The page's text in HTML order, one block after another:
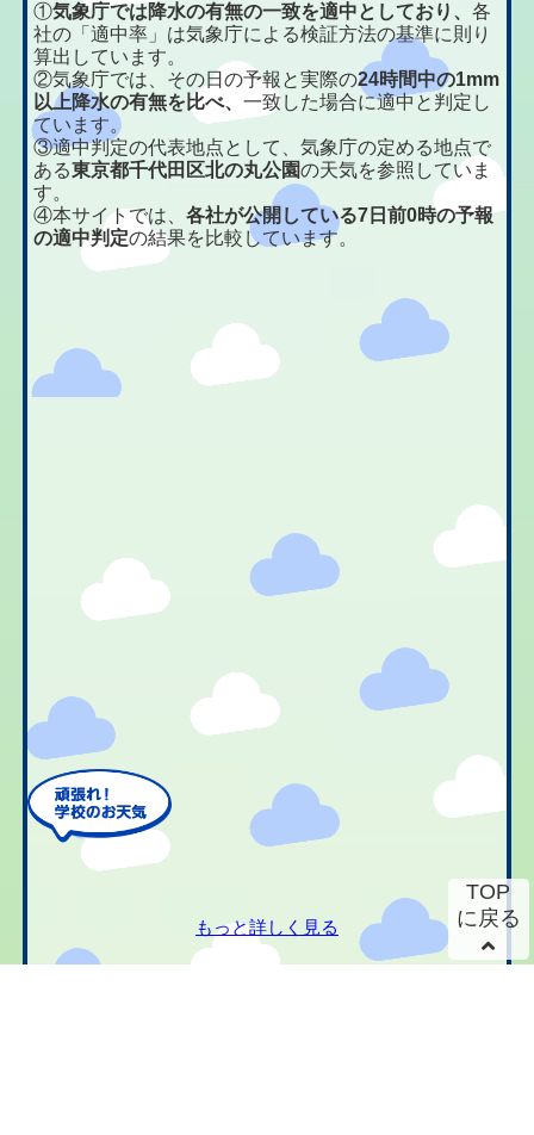
①気象庁では降水の有無の一致を適中としており、各
社の「適中率」は気象庁による検証方法の基準に則り
算出しています。
②気象庁では、その日の予報と実際の24時間中の1mm
以上降水の有無を比べ、一致した場合に適中と判定し
ています。
③適中判定の代表地点として、気象庁の定める地点で
ある東京都千代田区北の丸公園の天気を参照していま
す。
④本サイトでは、各社が公開している7日前0時の予報
の適中判定の結果を比較しています。
もっと詳しく見る
TOP
に戻る